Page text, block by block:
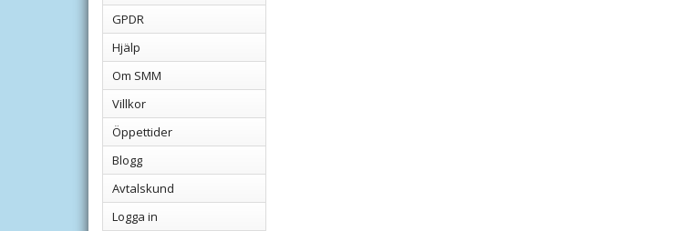
GPDR
Hjälp
Om SMM
Villkor
Öppettider
Blogg
Avtalskund
Logga in